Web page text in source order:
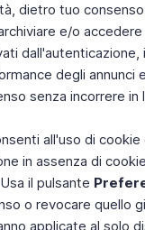
dietro tuo
e/o
degli
senza incorrere
all'uso di
in assenza di
il pulsante
o revocare quello
applicate al solo